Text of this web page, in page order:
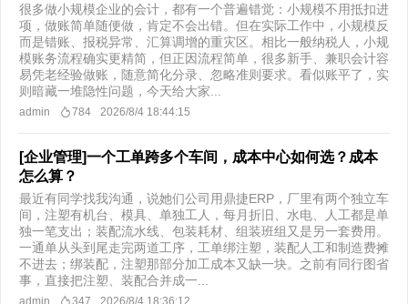
很多做小规模企业的会计，都有一个普遍错觉：小规模不用抵扣进
项，做账简单随便做，肯定不会出错。但在实际工作中，小规模反
而是错账、报税异常、汇算调增的重灾区。相比一般纳税人，小规
模账务流程确实更精简，但正因流程简单，很多新手、兼职会计容
易凭老经验做账，随意简化分录、忽略准则要求。看似账平了，实
则暗藏一堆隐性问题，今天给大家...
admin 784 2026/8/4 18:44:15
[企业管理]一个工单跨多个车间，成本中心如何选？成本
怎么算？
最近有同学找我沟通，说她们公司用鼎捷ERP，厂里有两个独立车
间，注塑有机台、模具、单独工人，每月折旧、水电、人工都是单
独一笔支出；装配流水线、包装耗材、组装班组又是另一套费用。
一通单从头到尾走完两道工序，工单绑注塑，装配人工和制造费摊
不进去；绑装配，注塑那部分加工成本又缺一块。之前有同行图省
事，直接把注塑、装配合并成一...
admin 347 2026/8/4 18:36:12